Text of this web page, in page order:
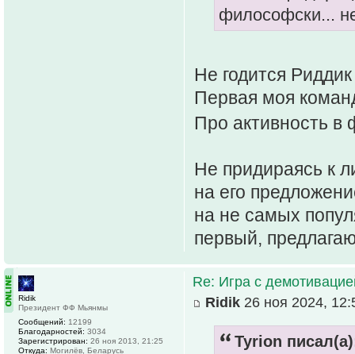
философски...
Не годится
Первая моя
Про активность
Не придираясь к
на его
на не самых
первый,
Re: Игра с
Ridik 26 ноя 2024,
Tyrion
Ridik
Президент ФФ Мьянмы
Сообщений: 12199
Благодарностей: 3034
Зарегистрирован: 26 ноя 2013, 21:25
Откуда: Могилёв, Беларусь